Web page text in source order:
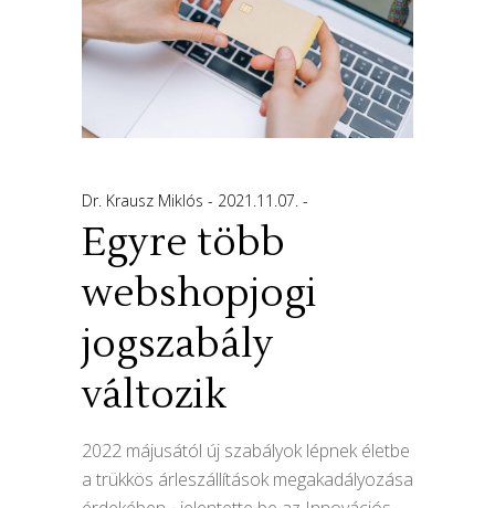
Dr. Krausz Miklós 2021.11.07.
Egyre több
webshopjogi
jogszabály
változik
2022 májusától új szabályok lépnek életbe
a trükkös árleszállítások megakadályozása